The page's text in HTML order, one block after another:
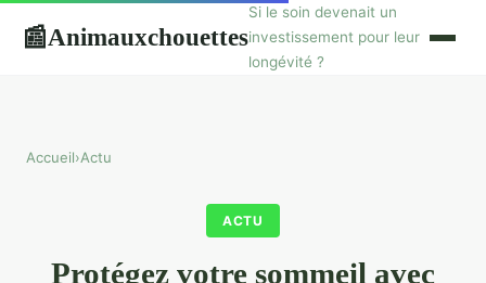
📰Animauxchouettes
Si le soin devenait un
investissement pour leur
longévité ?
Accueil›Actu
ACTU
Protégez votre sommeil avec